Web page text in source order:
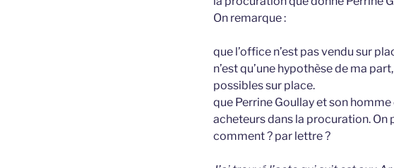
On remarque :
que l’office n’est pas vendu sur
n’est qu’une hypothèse de ma
possibles sur place.
que Perrine Goullay et son
acheteurs dans la procuration. On
comment ? par lettre ?